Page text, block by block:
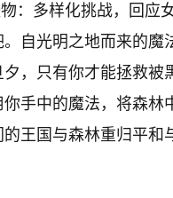
：多样化挑战，回应
自光明之地而来的魔
，只有你才能拯救被
手中的魔法，将森林
王国与森林重归平和